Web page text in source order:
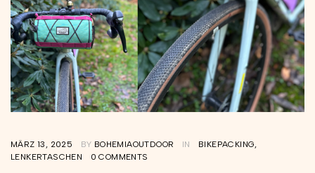
MÄRZ 13, 2025 BY BOHEMIAOUTDOOR IN BIKEPACKING,
LENKERTASCHEN
0 COMMENTS